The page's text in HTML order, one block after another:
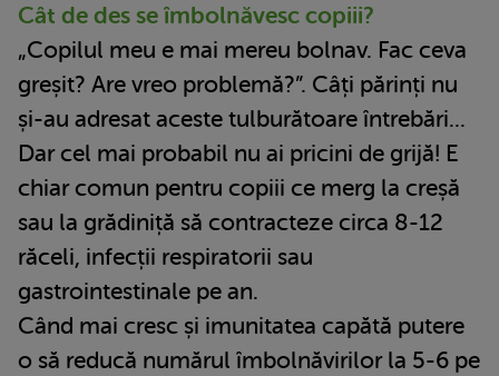
Cât de des se îmbolnăvesc copiii?
„Copilul meu e mai mereu bolnav. Fac ceva
greșit? Are vreo problemă?”. Câți părinți nu
și-au adresat aceste tulburătoare întrebări...
Dar cel mai probabil nu ai pricini de grijă! E
chiar comun pentru copiii ce merg la creșă
sau la grădiniță să contracteze circa 8-12
răceli, infecții respiratorii sau
gastrointestinale pe an.
Când mai cresc și imunitatea capătă putere
o să reducă numărul îmbolnăvirilor la 5-6 pe